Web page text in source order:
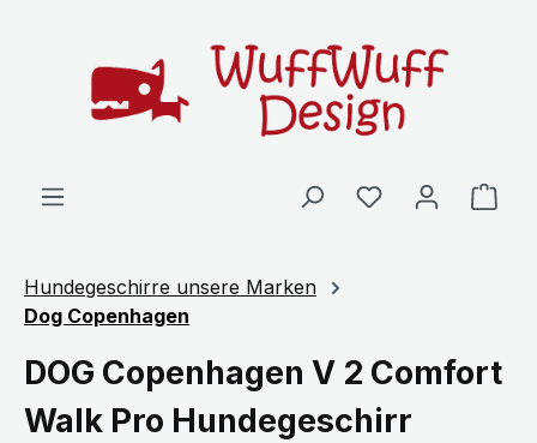
Hundegeschirre unsere Marken
Dog Copenhagen
DOG Copenhagen V 2 Comfort
Walk Pro Hundegeschirr